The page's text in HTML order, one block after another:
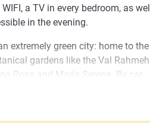
a TV in every bedroom, as
in the evening.
extremely green city: home to the
gardens like the Val Rahmeh
Rosa and Maria Serena. By car,
of Ventimiglia with its factory